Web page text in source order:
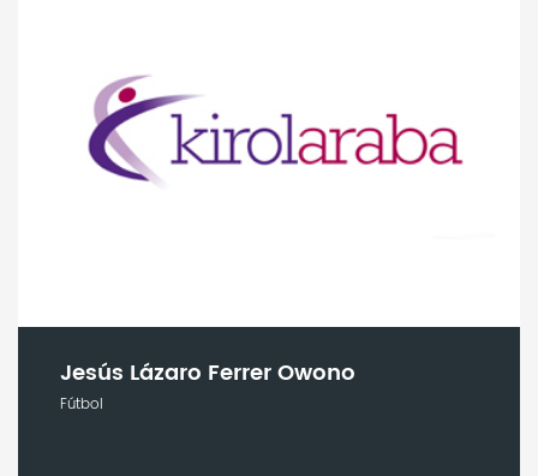
Jesús Lázaro Ferrer Owono
Fútbol